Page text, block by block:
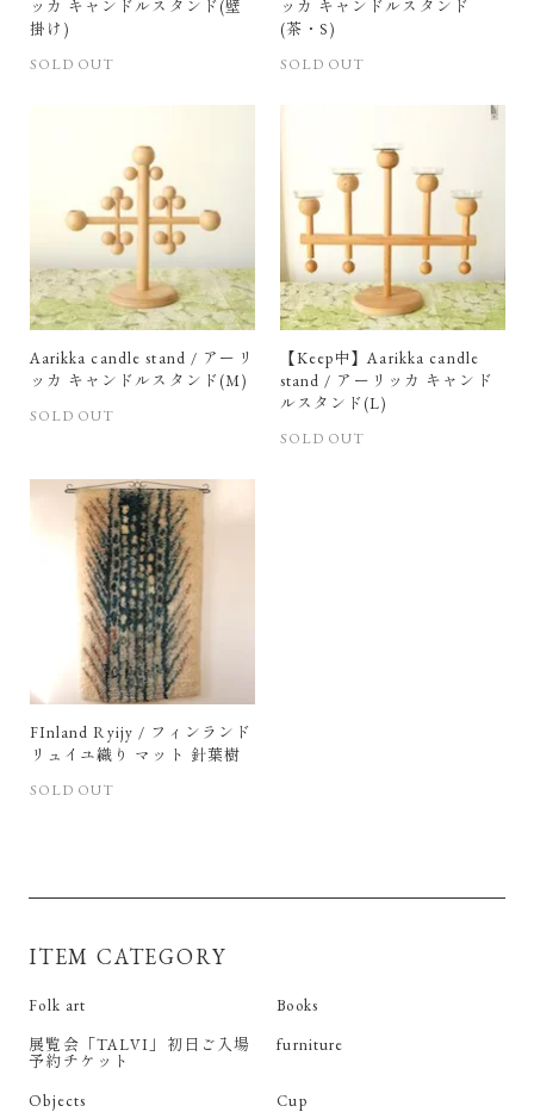
ッカ キャンドルスタンド(壁
掛け)
SOLD OUT
ッカ キャンドルスタンド
(茶・S)
SOLD OUT
Aarikka candle stand / アーリ
ッカ キャンドルスタンド(M)
SOLD OUT
【Keep中】Aarikka candle
stand / アーリッカ キャンド
ルスタンド(L)
SOLD OUT
FInland Ryijy / フィンランド
リュイユ織り マット 針葉樹
SOLD OUT
ITEM CATEGORY
Folk art
Books
展覧会「TALVI」初日ご入場
予約チケット
furniture
Objects
Cup